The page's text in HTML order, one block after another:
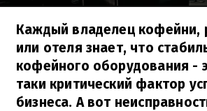
Каждый владелец кофейни,
или отеля знает, что
кофейного оборудования -
таки критический фактор
бизнеса. А вот